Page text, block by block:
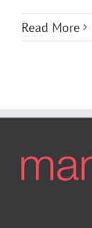
Read More